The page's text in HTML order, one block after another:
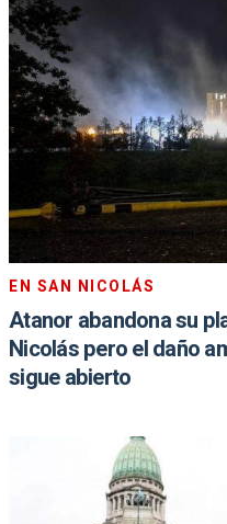
EN SAN NICOLÁS
Atanor abandona su
Nicolás pero el daño
sigue abierto